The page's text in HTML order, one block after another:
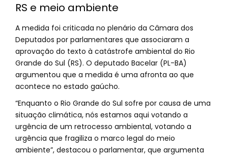
RS e meio ambiente
A medida foi criticada no plenário da Câmara dos
Deputados por parlamentares que associaram a
aprovação do texto à catástrofe ambiental do Rio
Grande do Sul (RS). O deputado Bacelar (PL-BA)
argumentou que a medida é uma afronta ao que
acontece no estado gaúcho.
“Enquanto o Rio Grande do Sul sofre por causa de uma
situação climática, nós estamos aqui votando a
urgência de um retrocesso ambiental, votando a
urgência que fragiliza o marco legal do meio
ambiente”, destacou o parlamentar, que argumenta